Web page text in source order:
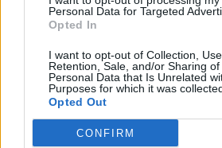
Personal Data for Targeted
Opted In
I want to opt-out of Collection, Use,
Retention, Sale, and/or Sharing of
Personal Data that Is Unrelated
Purposes for which it was
Opted Out
CONFIRM
Ο νεότερος κάτοχος διαρκείας του
17:16
Χάντερ Μπάιντεν: Αποκάλυψε ότι ο